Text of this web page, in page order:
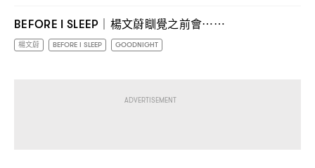
BEFORE I SLEEP｜ 楊文蔚瞓覺之前會⋯⋯
楊文蔚 BEFORE I SLEEP GOODNIGHT
ADVERTISEMENT